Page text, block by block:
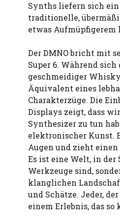
Synths liefern sich ein
traditionelle,
etwas Aufmüpfigerem
Der DMNO bricht mit
Super 6. Während
geschmeidiger
Äquivalent eines
Charakterzüge. Die
Displays zeigt, dass
Synthesizer zu tun
elektronischer Kunst.
Augen und zieht
Es ist eine Welt, in
Werkzeuge sind,
klanglichen
und Schätze. Jeder,
einem Erlebnis, das